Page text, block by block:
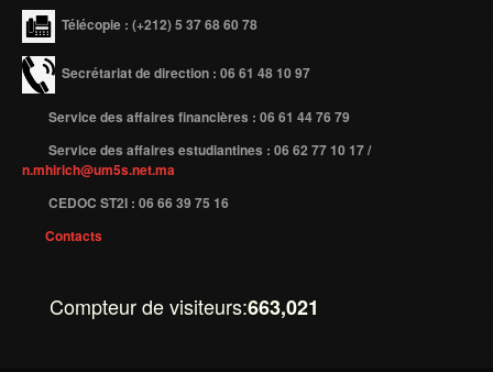
Télécopie : (+212) 5 37 68 60 78
Secrétariat de direction : 06 61 48 10 97
Service des affaires financières : 06 61 44 76 79
Service des affaires estudiantines : 06 62 77 10 17 /
n.mhirich@um5s.net.ma
CEDOC ST2I : 06 66 39 75 16
Contacts
Compteur de visiteurs:663,021